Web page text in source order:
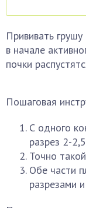
Прививать
в начале
почки
Пошаговая
С одного
разрез 2-
Точно
Обе части
разрезами